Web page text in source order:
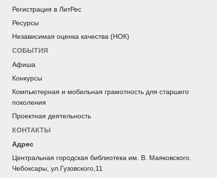
Регистрация в ЛитРес
Ресурсы
Независимая оценка качества (НОК)
СОБЫТИЯ
Афиша
Конкурсы
Компьютерная и мобильная грамотность для старшего
поколения
Проектная деятельность
КОНТАКТЫ
Адрес
Центральная городская библиотека им. В. Маяковского.
Чебоксары, ул.Гузовского,11